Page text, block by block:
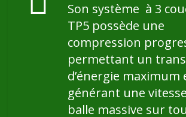
Son système à 3
TP5 possède une
compression
permettant un
d’énergie maximum
générant une
balle massive sur